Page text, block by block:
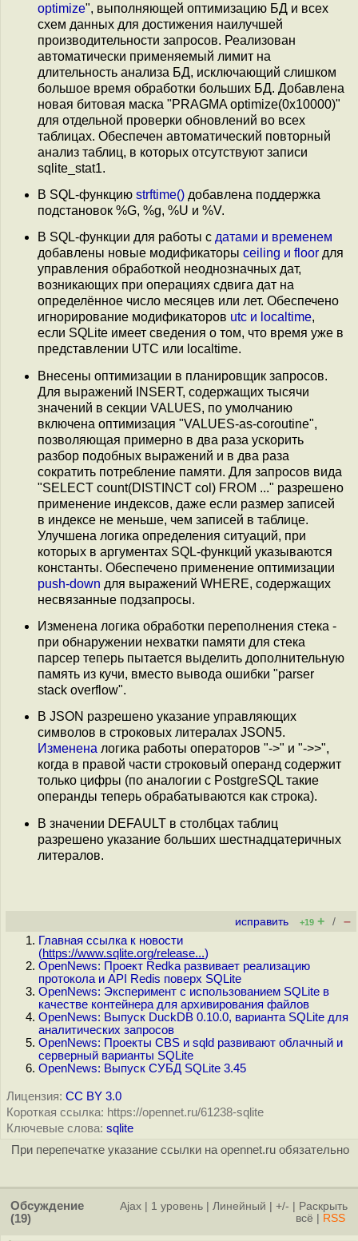
optimize", выполняющей оптимизацию БД и всех
схем данных для достижения наилучшей
производительности запросов. Реализован
автоматически применяемый лимит на
длительность анализа БД, исключающий слишком
большое время обработки больших БД. Добавлена
новая битовая маска "PRAGMA optimize(0x10000)"
для отдельной проверки обновлений во всех
таблицах. Обеспечен автоматический повторный
анализ таблиц, в которых отсутствуют записи
sqlite_stat1.
В SQL-функцию strftime() добавлена поддержка
подстановок %G, %g, %U и %V.
В SQL-функции для работы с датами и временем
добавлены новые модификаторы ceiling и floor для
управления обработкой неоднозначных дат,
возникающих при операциях сдвига дат на
определённое число месяцев или лет. Обеспечено
игнорирование модификаторов utc и localtime,
если SQLite имеет сведения о том, что время уже в
представлении UTC или localtime.
Внесены оптимизации в планировщик запросов.
Для выражений INSERT, содержащих тысячи
значений в секции VALUES, по умолчанию
включена оптимизация "VALUES-as-coroutine",
позволяющая примерно в два раза ускорить
разбор подобных выражений и в два раза
сократить потребление памяти. Для запросов вида
"SELECT count(DISTINCT col) FROM ..." разрешено
применение индексов, даже если размер записей
в индексе не меньше, чем записей в таблице.
Улучшена логика определения ситуаций, при
которых в аргументах SQL-функций указываются
константы. Обеспечено применение оптимизации
push-down для выражений WHERE, содержащих
несвязанные подзапросы.
Изменена логика обработки переполнения стека -
при обнаружении нехватки памяти для стека
парсер теперь пытается выделить дополнительную
память из кучи, вместо вывода ошибки "parser
stack overflow".
В JSON разрешено указание управляющих
символов в строковых литералах JSON5.
Изменена логика работы операторов "->" и "->>",
когда в правой части строковый операнд содержит
только цифры (по аналогии с PostgreSQL такие
операнды теперь обрабатываются как строка).
В значении DEFAULT в столбцах таблиц
разрешено указание больших шестнадцатеричных
литералов.
исправить +19 + / –
Главная ссылка к новости
(https://www.sqlite.org/release...)
OpenNews: Проект Redka развивает реализацию
протокола и API Redis поверх SQLite
OpenNews: Эксперимент с использованием SQLite в
качестве контейнера для архивирования файлов
OpenNews: Выпуск DuckDB 0.10.0, варианта SQLite для
аналитических запросов
OpenNews: Проекты CBS и sqld развивают облачный и
серверный варианты SQLite
OpenNews: Выпуск СУБД SQLite 3.45
Лицензия: CC BY 3.0
Короткая ссылка: https://opennet.ru/61238-sqlite
Ключевые слова: sqlite
При перепечатке указание ссылки на opennet.ru обязательно
Обсуждение
(19)
Ajax 1 уровень Линейный +/-
Раскрыть
всё
RSS